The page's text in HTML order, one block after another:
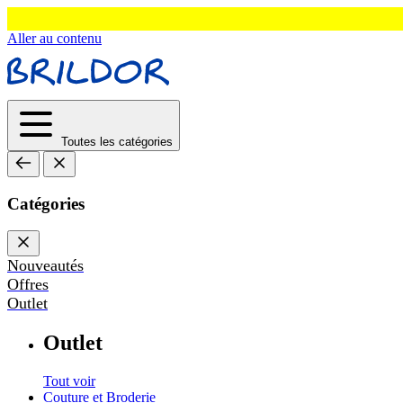
Aller au contenu
Toutes les catégories
Catégories
Nouveautés
Offres
Outlet
Outlet
Tout voir
Couture et Broderie